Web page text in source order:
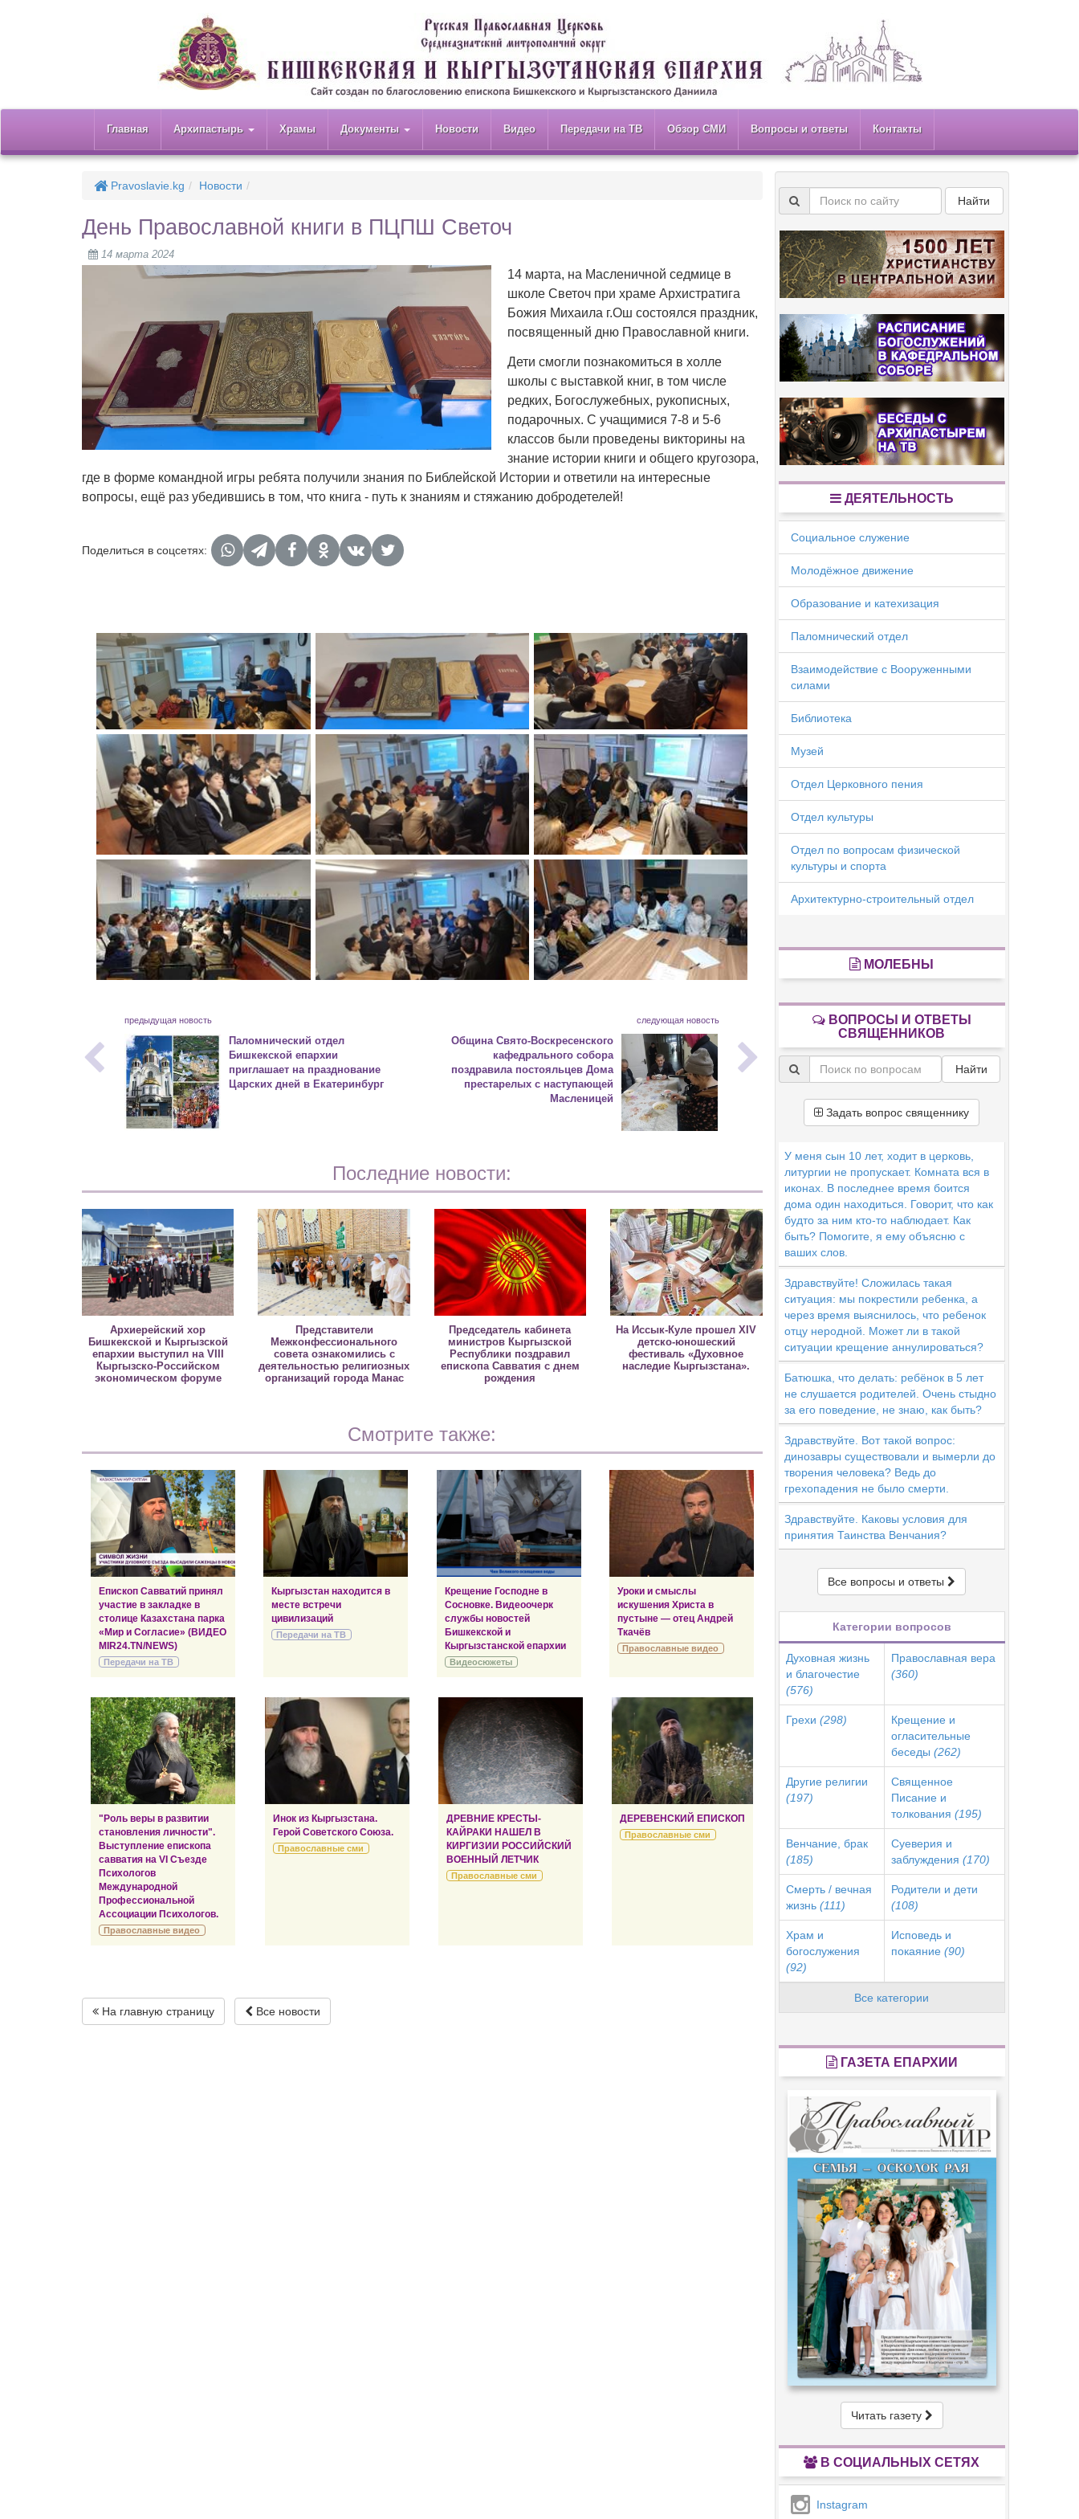
Главная Архипастырь Храмы Документы Новости Видео Передачи на ТВ Обзор СМИ Вопросы и ответы Контакты
Pravoslavie.kg Новости
День Православной книги в ПЦПШ Светоч
14 марта 2024
14 марта, на Масленичной седмице в
школе Светоч при храме Архистратига
Божия Михаила г.Ош состоялся праздник,
посвященный дню Православной книги.
Дети смогли познакомиться в холле
школы с выставкой книг, в том числе
редких, Богослужебных, рукописных,
подарочных. С учащимися 7-8 и 5-6
классов были проведены викторины на
знание истории книги и общего кругозора,
где в форме командной игры ребята получили знания по Библейской Истории и ответили на интересные
вопросы, ещё раз убедившись в том, что книга - путь к знаниям и стяжанию добродетелей!
Поделиться в соцсетях:
предыдущая новость
Паломнический отдел
Бишкекской епархии
приглашает на празднование
Царских дней в Екатеринбург
следующая новость
Община Свято-Воскресенского
кафедрального собора
поздравила постояльцев Дома
престарелых с наступающей
Масленицей
Последние новости:
Архиерейский хор
Бишкекской и Кыргызской
епархии выступил на VIII
Кыргызско-Российском
экономическом форуме
Представители
Межконфессионального
совета ознакомились с
деятельностью религиозных
организаций города Манас
Председатель кабинета
министров Кыргызской
Республики поздравил
епископа Савватия с днем
рождения
На Иссык-Куле прошел XIV
детско-юношеский
фестиваль «Духовное
наследие Кыргызстана».
Смотрите также:
Епископ Савватий принял
участие в закладке в
столице Казахстана парка
«Мир и Согласие» (ВИДЕО
MIR24.TN/NEWS)
Передачи на ТВ
Кыргызстан находится в
месте встречи
цивилизаций
Передачи на ТВ
Крещение Господне в
Сосновке. Видеоочерк
службы новостей
Бишкекской и
Кыргызстанской епархии
Видеосюжеты
Уроки и смыслы
искушения Христа в
пустыне — отец Андрей
Ткачёв
Православные видео
"Роль веры в развитии
становления личности".
Выступление епископа
савватия на VI Съезде
Психологов
Международной
Профессиональной
Ассоциации Психологов.
Православные видео
Инок из Кыргызстана.
Герой Советского Союза.
Православные сми
ДРЕВНИЕ КРЕСТЫ-
КАЙРАКИ НАШЕЛ В
КИРГИЗИИ РОССИЙСКИЙ
ВОЕННЫЙ ЛЕТЧИК
Православные сми
ДЕРЕВЕНСКИЙ ЕПИСКОП
Православные сми
На главную страницу Все новости
Найти
ДЕЯТЕЛЬНОСТЬ
Социальное служение
Молодёжное движение
Образование и катехизация
Паломнический отдел
Взаимодействие с Вооруженными
силами
Библиотека
Музей
Отдел Церковного пения
Отдел культуры
Отдел по вопросам физической
культуры и спорта
Архитектурно-строительный отдел
МОЛЕБНЫ
ВОПРОСЫ И ОТВЕТЫ
СВЯЩЕННИКОВ
Найти
Задать вопрос священнику
У меня сын 10 лет, ходит в церковь,
литургии не пропускает. Комната вся в
иконах. В последнее время боится
дома один находиться. Говорит, что как
будто за ним кто-то наблюдает. Как
быть? Помогите, я ему объясню с
ваших слов.
Здравствуйте! Сложилась такая
ситуация: мы покрестили ребенка, а
через время выяснилось, что ребенок
отцу неродной. Может ли в такой
ситуации крещение аннулироваться?
Батюшка, что делать: ребёнок в 5 лет
не слушается родителей. Очень стыдно
за его поведение, не знаю, как быть?
Здравствуйте. Вот такой вопрос:
динозавры существовали и вымерли до
творения человека? Ведь до
грехопадения не было смерти.
Здравствуйте. Каковы условия для
принятия Таинства Венчания?
Все вопросы и ответы
Категории вопросов
Духовная жизнь
и благочестие
(576)
Православная вера
(360)
Грехи (298)
Крещение и
огласительные
беседы (262)
Другие религии
(197)
Священное
Писание и
толкования (195)
Венчание, брак
(185)
Суеверия и
заблуждения (170)
Смерть / вечная
жизнь (111)
Родители и дети
(108)
Храм и
богослужения
(92)
Исповедь и
покаяние (90)
Все категории
ГАЗЕТА ЕПАРХИИ
Читать газету
В СОЦИАЛЬНЫХ СЕТЯХ
Instagram